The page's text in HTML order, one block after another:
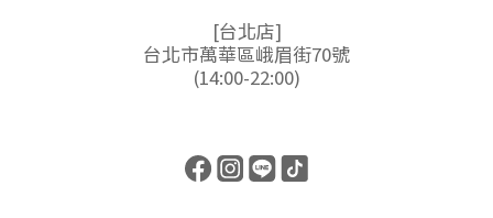
[台北店]
台北市萬華區峨眉街70號
(14:00-22:00)